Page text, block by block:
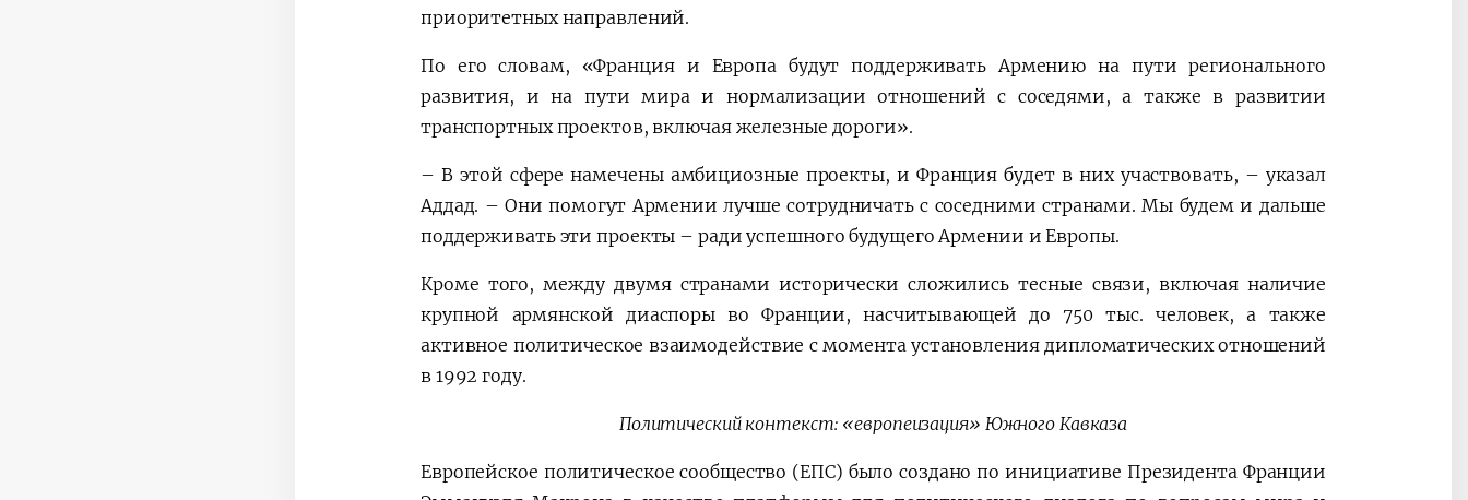
приоритетных направлений.
По его словам, «Франция и Европа будут поддерживать Армению на пути регионального
развития, и на пути мира и нормализации отношений с соседями, а также в развитии
транспортных проектов, включая железные дороги».
– В этой сфере намечены амбициозные проекты, и Франция будет в них участвовать, – указал
Аддад. – Они помогут Армении лучше сотрудничать с соседними странами. Мы будем и дальше
поддерживать эти проекты – ради успешного будущего Армении и Европы.
Кроме того, между двумя странами исторически сложились тесные связи, включая наличие
крупной армянской диаспоры во Франции, насчитывающей до 750 тыс. человек, а также
активное политическое взаимодействие с момента установления дипломатических отношений
в 1992 году.
Политический контекст: «европеизация» Южного Кавказа
Европейское политическое сообщество (ЕПС) было создано по инициативе Президента Франции